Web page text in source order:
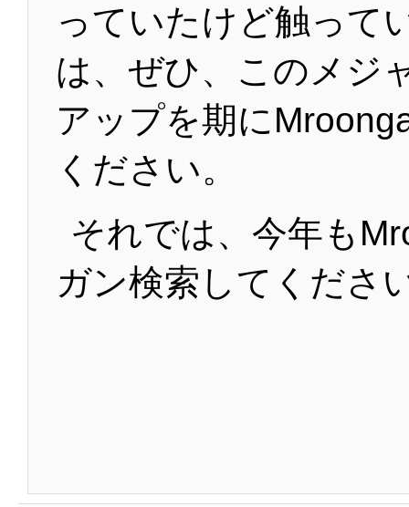
っていたけど触って
は、ぜひ、このメジ
アップを期に
ください。
それでは、今年も
ガン検索してくださ